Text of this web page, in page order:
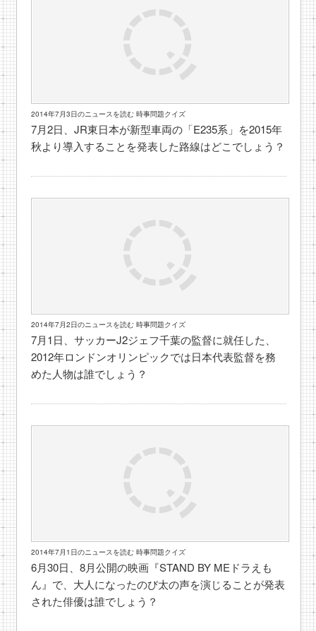
2014年7月3日のニュースを読む 時事問題クイズ
7月2日、JR東日本が新型車両の「E235系」を2015年
秋より導入することを発表した路線はどこでしょう？
2014年7月2日のニュースを読む 時事問題クイズ
7月1日、サッカーJ2ジェフ千葉の監督に就任した、
2012年ロンドンオリンピックでは日本代表監督を務
めた人物は誰でしょう？
2014年7月1日のニュースを読む 時事問題クイズ
6月30日、8月公開の映画『STAND BY MEドラえも
ん』で、大人になったのび太の声を演じることが発表
された俳優は誰でしょう？